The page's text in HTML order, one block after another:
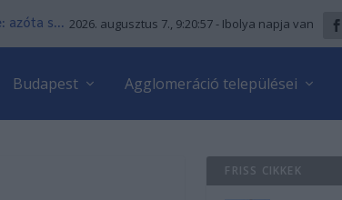
azóta s... 2026. augusztus 7., 9:20:58 - Ibolya napja van
Budapest Agglomeráció települései
FRISS CIKKEK